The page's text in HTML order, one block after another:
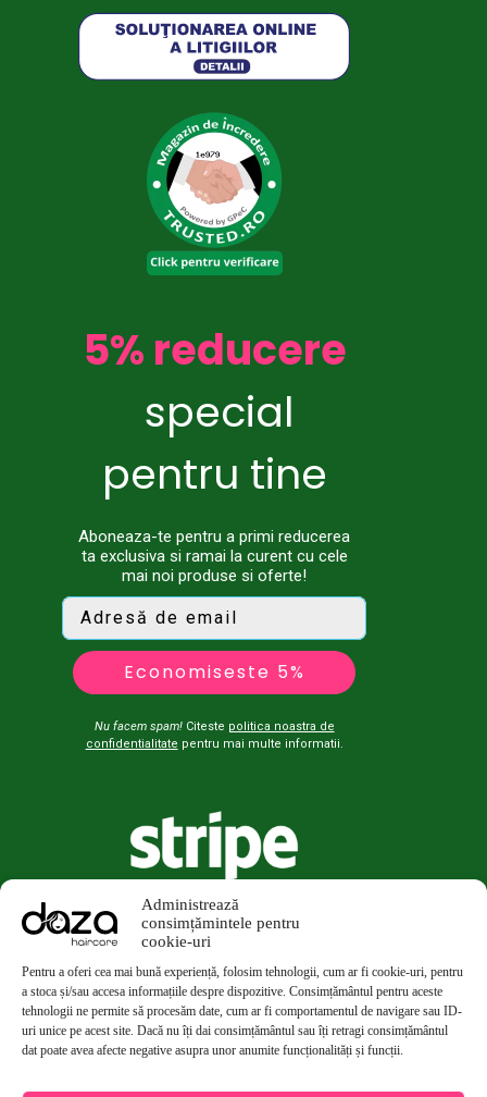
5% reducere
special
pentru tine
Aboneaza-te pentru a primi reducerea
ta exclusiva si ramai la curent cu cele
mai noi produse si oferte!
Economiseste 5%
Nu facem spam!Citeste politica noastra de
confidentialitate pentru mai multe informatii.
Administrează
consimțămintele pentru
cookie-uri
Pentru a oferi cea mai bună experiență, folosim tehnologii, cum ar fi cookie-uri, pentru
a stoca și/sau accesa informațiile despre dispozitive. Consimțământul pentru aceste
tehnologii ne permite să procesăm date, cum ar fi comportamentul de navigare sau ID-
uri unice pe acest site. Dacă nu îți dai consimțământul sau îți retragi consimțământul
dat poate avea afecte negative asupra unor anumite funcționalități și funcții.